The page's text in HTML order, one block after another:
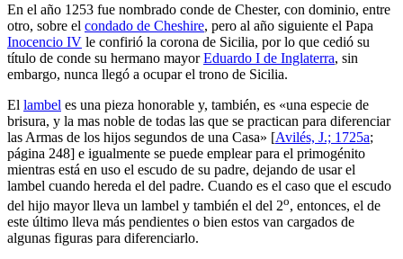
En el año 1253 fue nombrado conde de Chester, con dominio, entre
otro, sobre el condado de Cheshire, pero al año siguiente el Papa
Inocencio IV le confirió la corona de Sicilia, por lo que cedió su
título de conde su hermano mayorEduardo I de Inglaterra, sin
embargo, nunca llegó a ocupar el trono de Sicilia.
El lambel es una pieza honorable y, también, es «una especie de
brisura, y la mas noble de todas las que se practican para diferenciar
las Armas de los hijos segundos de una Casa» [Avilés, J.; 1725a;
página 248] e igualmente se puede emplear para el primogénito
mientras está en uso el escudo de su padre, dejando de usar el
lambel cuando hereda el del padre. Cuando es el caso que el escudo
del hijo mayor lleva un lambel y también el del 2o, entonces, el de
este último lleva más pendientes o bien estos van cargados de
algunas figuras para diferenciarlo.